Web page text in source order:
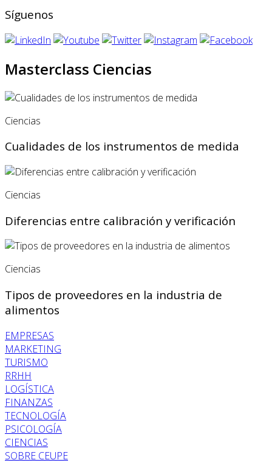
Síguenos
Masterclass Ciencias
Ciencias
Cualidades de los instrumentos de medida
Ciencias
Diferencias entre calibración y verificación
Ciencias
Tipos de proveedores en la industria de
alimentos
EMPRESAS
MARKETING
TURISMO
RRHH
LOGÍSTICA
FINANZAS
TECNOLOGÍA
PSICOLOGÍA
CIENCIAS
SOBRE CEUPE